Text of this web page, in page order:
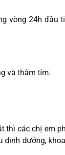
vòng 24h đầu
và thâm tím.
thì các chị em
dưỡng,